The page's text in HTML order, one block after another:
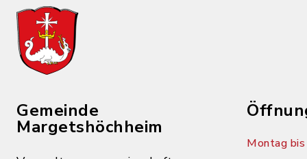
Gemeinde
Margetshöchheim
Montag